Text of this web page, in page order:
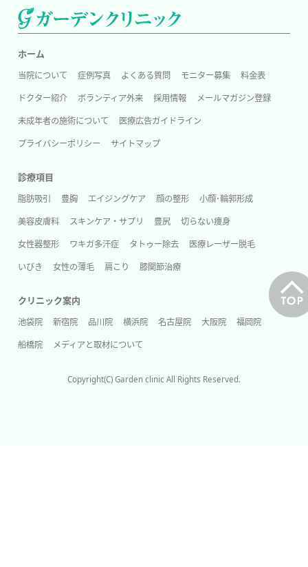
ホーム
当院について 症例写真 よくある質問 モニター募集
料金表
ドクター紹介
ボランティア外来 採用情報
メールマガジン登録
未成年者の施術について
医療広告ガイドライン
プライバシーポリシー
サイトマップ
診療項目
脂肪吸引 豊胸 エイジングケア 顔の整形
小顔･輪郭形成
美容皮膚科
スキンケア・サプリ 豊尻
切らない痩身
女性器整形
ワキガ多汗症 タトゥー除去
医療レーザー脱毛
いびき
女性の薄毛 肩こり 膝関節治療
クリニック案内
池袋院 新宿院 品川院 横浜院 名古屋院 大阪院
福岡院
船橋院
メディアと取材について
Copyright(C) Garden clinic All Rights Reserved.